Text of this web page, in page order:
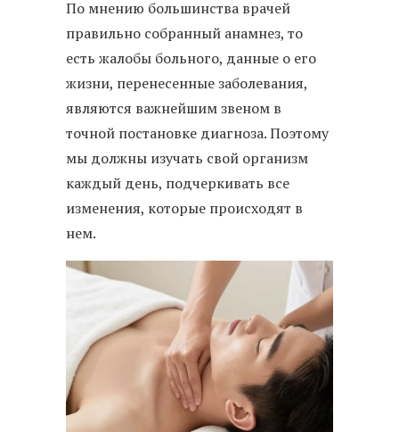
По мнению большинства врачей
правильно собранный анамнез, то
есть жалобы больного, данные о его
жизни, перенесенные заболевания,
являются важнейшим звеном в
точной постановке диагноза. Поэтому
мы должны изучать свой организм
каждый день, подчеркивать все
изменения, которые происходят в
нем.